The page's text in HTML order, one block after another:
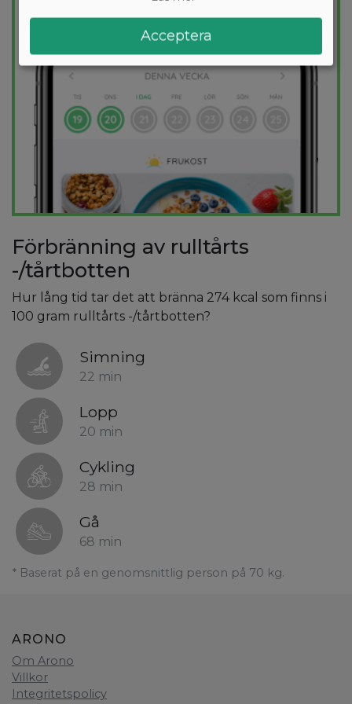
Förbränning av rulltårts
-/tårtbotten
Hur lång tid tar det att bränna 274 kcal som finns i
100 gram rulltårts -/tårtbotten?
Simning
22 min
Lopp
20 min
Cykling
28 min
Gå
68 min
* Baserat på en genomsnittlig person på 70 kg.
ARONO
Om Arono
Villkor
Integritetspolicy
Acceptera